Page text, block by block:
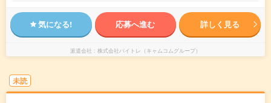
気になる! 応募へ進む 詳しく見る
派遣会社 株式会社バイトレ（キャムコムグループ）
未読